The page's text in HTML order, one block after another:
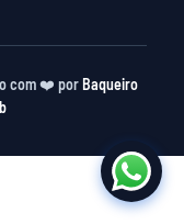
com ❤️ porBaqueiro
starzbet